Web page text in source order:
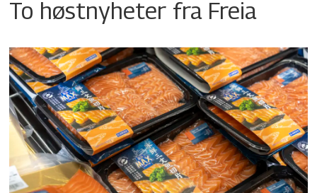
To høstnyheter fra Freia